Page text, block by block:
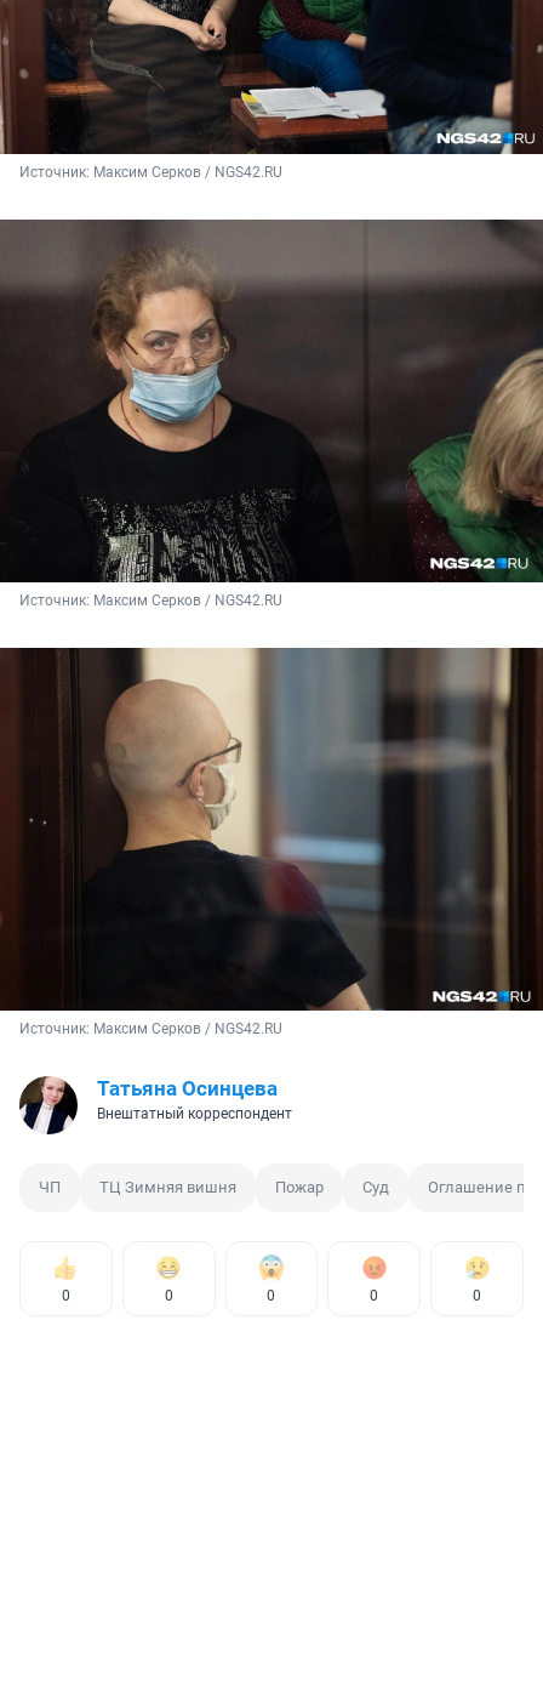
Источник: Максим Серков / NGS42.RU
Источник: Максим Серков / NGS42.RU
Источник: Максим Серков / NGS42.RU
Татьяна Осинцева
Внештатный корреспондент
ЧП ТЦ Зимняя вишня Пожар Суд Оглашение
0 0 0 0 0